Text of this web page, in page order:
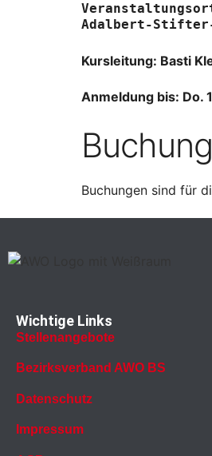
Adalbert-
Kursleitung: Basti
Anmeldung bis: Do.
Buchungen sind für
Wichtige Links
Stellenangebote
Bezirksverband AWO BS
Datenschutz
Impressum